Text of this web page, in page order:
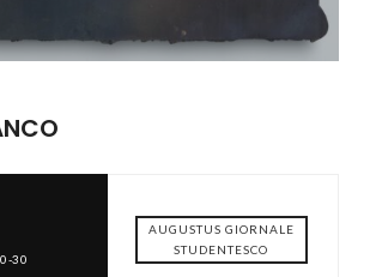
30
AUGUSTUS GIORNALE
STUDENTESCO